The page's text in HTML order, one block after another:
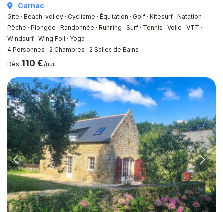
Carnac
Gîte · Beach-volley · Cyclisme · Équitation · Golf · Kitesurf · Natation ·
Pêche · Plongée · Randonnée · Running · Surf · Tennis · Voile · VTT ·
Windsurf · Wing Foil · Yoga
4 Personnes · 2 Chambres · 2 Salles de Bains
Dès 110 €/nuit